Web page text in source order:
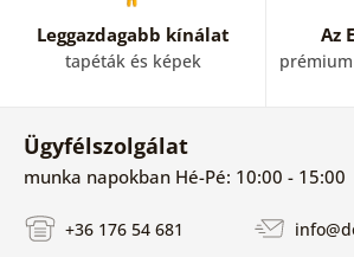
Leggazdagabb kínálat
tapéták és képek
Az
Ügyfélszolgálat
munka napokban Hé-Pé: 10:00 - 15:00
+36 176 54 681